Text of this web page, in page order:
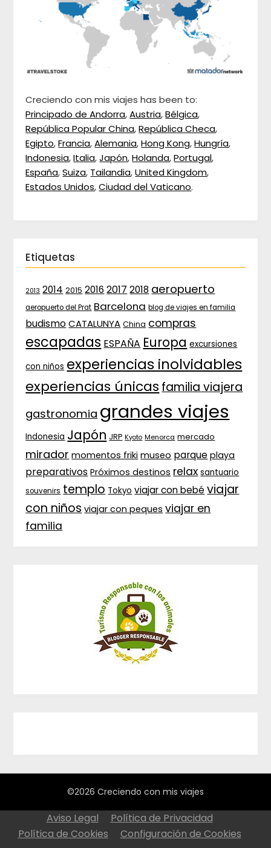
Creciendo con mis viajes has been to:
Principado de Andorra,Austria,Bélgica,
República Popular China,República Checa,
Egipto,Francia,Alemania,Hong Kong,Hungría,
Indonesia,Italia,Japón,Holanda,Portugal,
España,Suiza, Tailandia,United Kingdom,
Estados Unidos,Ciudad del Vaticano.
Etiquetas
2013 2014 2015 2016 2017 2018 aeropuerto
aeropuerto del Prat Barcelona blog de viajes en familia
budismo CATALUNYA China compras
escapadas ESPAÑA Europa excursiones
con niños experiencias inolvidables
experiencias únicas familia viajera
gastronomia grandes viajes
Indonesia Japón JRP Kyoto Menorca mercado
mirador momentos friki museo parque playa
preparativos Próximos destinos relax santuario
souvenirs templo Tokyo viajar con bebé viajar
con niños viajar con peques viajar en
familia
©2026 Creciendo con mis viajes
Aviso Legal
Política de Privacidad
Política de Cookies
Configuración de Cookies